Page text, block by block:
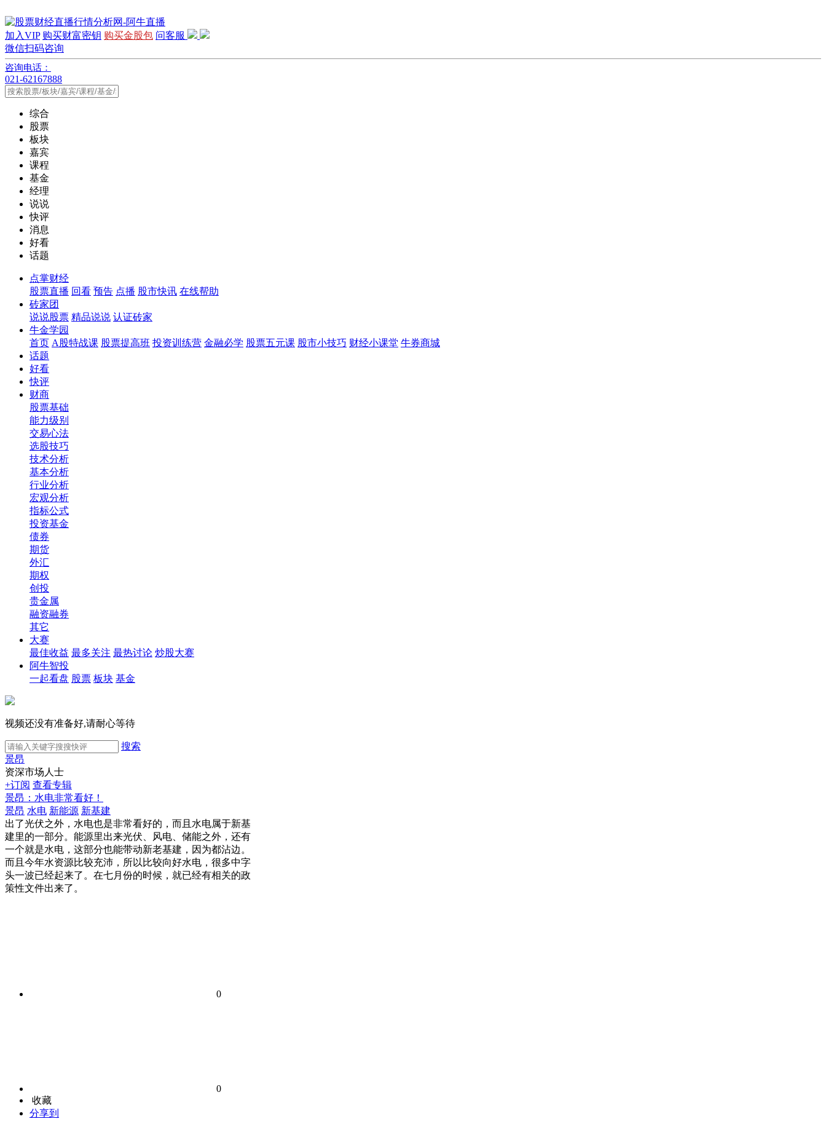
加入VIP 购买财富密钥 购买金股包 问客服
微信扫码咨询
咨询电话：
021-62167888
综合
股票
板块
嘉宾
课程
基金
经理
说说
快评
消息
好看
话题
点掌财经
股票直播 回看 预告 点播 股市快讯 在线帮助
砖家团
说说股票 精品说说 认证砖家
牛金学园
首页 A股特战课 股票提高班 投资训练营 金融必学 股票五元课 股市小技巧 财经小课堂 牛券商城
话题
好看
快评
财商
股票基础
能力级别
交易心法
选股技巧
技术分析
基本分析
行业分析
宏观分析
指标公式
投资基金
债券
期货
外汇
期权
创投
贵金属
融资融券
其它
大赛
最佳收益 最多关注 最热讨论 炒股大赛
阿牛智投
一起看盘 股票 板块 基金
视频还没有准备好,请耐心等待
搜索
景昂
资深市场人士
+订阅 查看专辑
景昂：水电非常看好！
景昂 水电 新能源 新基建
出了光伏之外，水电也是非常看好的，而且水电属于新基
建里的一部分。能源里出来光伏、风电、储能之外，还有
一个就是水电，这部分也能带动新老基建，因为都沾边。
而且今年水资源比较充沛，所以比较向好水电，很多中字
头一波已经起来了。在七月份的时候，就已经有相关的政
策性文件出来了。
0
0
收藏
分享到